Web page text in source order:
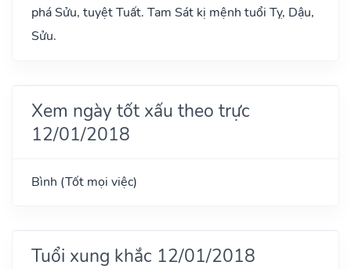
phá Sửu, tuyệt Tuất. Tam Sát kị mệnh tuổi Tỵ, Dậu,
Sửu.
Xem ngày tốt xấu theo trực
12/01/2018
Bình (Tốt mọi việc)
Tuổi xung khắc 12/01/2018